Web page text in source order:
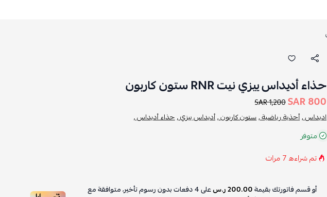
حذاء أديداس ييزي نيت RNR ستون كاربون
800 SAR
1,200 SAR
اديداس ,أحذية رياضية ,ستون كاربون ,أديداس ييزي ,حذاء أديداس ,
متوفر
تم شراءه7 مرات
أو قسم فاتورتك بقيمة200.00 ر.س على4دفعات بدون رسوم تأخير، متوافقة مع